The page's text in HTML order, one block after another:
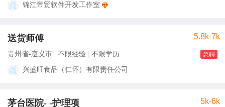
锦江帝贸软件开发工作室
送货师傅 5.8k-7k
贵州省-遵义市 不限经验 不限学历 急聘
兴盛旺食品（仁怀）有限责任公司
茅台医院- -护理项 5k-6k